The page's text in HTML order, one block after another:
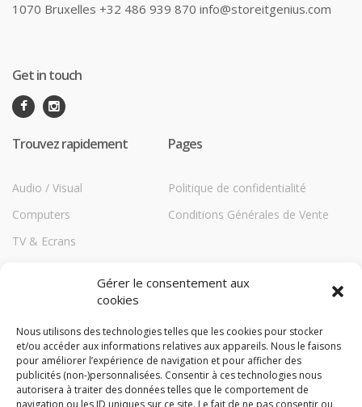
Gérer le consentement aux
cookies
Nous utilisons des technologies telles que les cookies pour stocker
et/ou accéder aux informations relatives aux appareils. Nous le faisons
pour améliorer l’expérience de navigation et pour afficher des
publicités (non-)personnalisées. Consentir à ces technologies nous
autorisera à traiter des données telles que le comportement de
navigation ou les ID uniques sur ce site. Le fait de ne pas consentir ou
1070 Bruxelles +32 486 939 870 info@storeitgenius.com
Get in touch
Trouvez rapidement
Audio / Visual
Computers
TV & Ecrans
Storage
TechBlog
Compare
Pages
Politique de confidentialité
Conditions Générales de Vente